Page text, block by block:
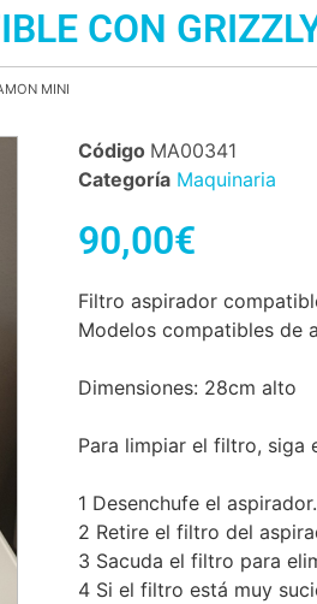
CON
MINI
Código MA00341
Categoría Maquinaria
90,00€
Filtro aspirador
Modelos compatibles de
Dimensiones: 28cm alto
Para limpiar el filtro, siga
1 Desenchufe el aspirador.
2 Retire el filtro del
3 Sacuda el filtro para
4 Si el filtro está muy